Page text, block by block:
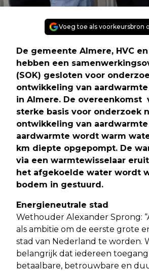
Voeg toe als voorkeursbron
De gemeente Almere, HVC
hebben een
(SOK) gesloten voor
ontwikkeling van
in Almere. De overeenkomst
sterke basis voor onderzoek
ontwikkeling van
aardwarmte wordt warm
km diepte opgepompt. De
via een warmtewisselaar
het afgekoelde water wordt
bodem in gestuurd.
Energieneutrale stad
Wethouder Alexander Sprong:
als ambitie om de eerste grote
stad van Nederland te worden.
belangrijk dat iedereen
betaalbare, betrouwbare en